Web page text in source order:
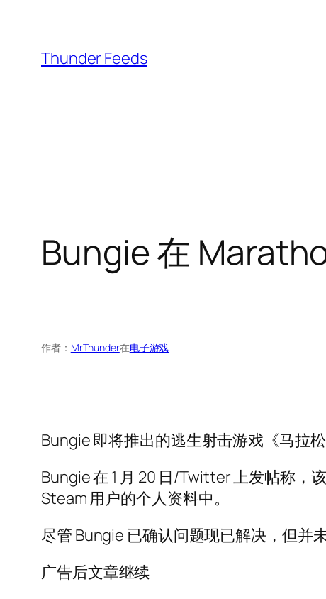
Thunder Feeds
Bungie 在
作者： MrThunder在电子游戏
Bungie 即将推出的逃生射击游戏《马拉
Bungie 在 1 月 20 日/Twitter 上发帖称，
Steam 用户的个人资料中。
尽管 Bungie 已确认问题现已解决，但并
广告后文章继续